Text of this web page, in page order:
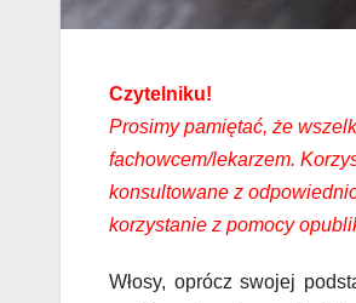
Czytelniku!
Prosimy pamiętać, że
fachowcem/lekarzem.
konsultowane z
korzystanie z pomocy
Włosy, oprócz swojej